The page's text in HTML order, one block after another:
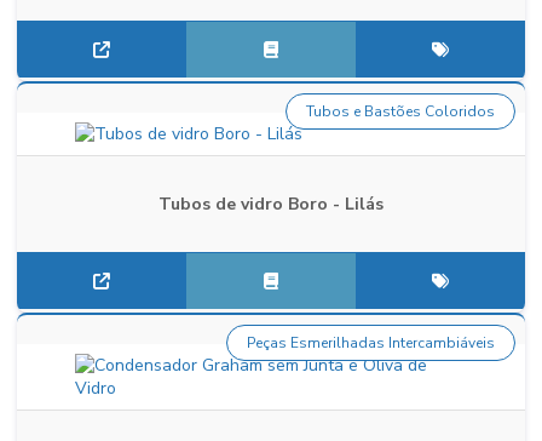
Tubos de vidro Boro - Lilás
Tubos e Bastões Coloridos
Peças Esmerilhadas Intercambiáveis